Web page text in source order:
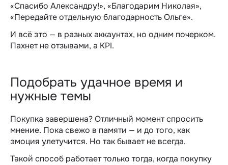
«Спасибо Александру!», «Благодарим Николая»,
«Передайте отдельную благодарность Ольге».
И всё это — в разных аккаунтах, но одним почерком.
Пахнет не отзывами, а KPI.
Подобрать удачное время и
нужные темы
Покупка завершена? Отличный момент спросить
мнение. Пока свежо в памяти — и до того, как
эмоция улетучится. Но так бывает не всегда.
Такой способ работает только тогда, когда покупку